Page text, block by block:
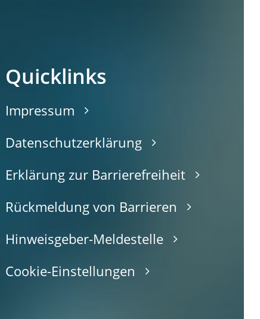
Quicklinks
Impressum
Datenschutzerklärung
Erklärung zur Barrierefreiheit
Rückmeldung von Barrieren
Hinweisgeber-Meldestelle
Cookie-Einstellungen